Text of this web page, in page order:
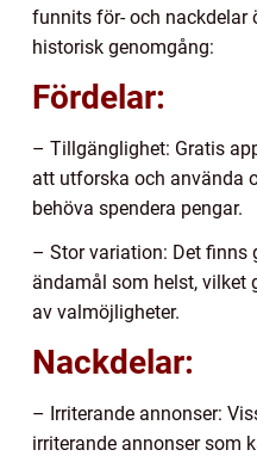
funnits för- och nackdelar
historisk genomgång:
Fördelar:
– Tillgänglighet: Gratis
att utforska och använda
behöva spendera pengar.
– Stor variation: Det finns
ändamål som helst, vilket
av valmöjligheter.
Nackdelar:
– Irriterande annonser:
irriterande annonser som